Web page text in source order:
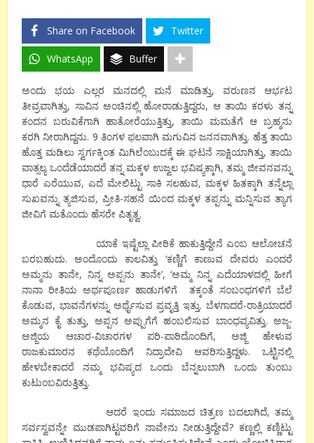
Share on Facebook Twitter
WhatsApp Buffer
ಅಂದು ಭಯ ಎಲ್ಲರ ಮನದಲ್ಲಿ ಮನೆ ಮಾಡಿತ್ತು, ವರುಣನ ಆರ್ಭಟ
ತೀವ್ರವಾಗಿತ್ತು, ಸಾವಿನ ಅಂಚಿನಲ್ಲಿ ಹೋರಾಡುತ್ತಿದ್ದರು, ಆ ತಾಯಿ ಕರಳು ತನ್ನ
ಕಂದನ ಬರುವಿಕೆಗಾಗಿ ಹಾತೋರೆಯುತ್ತಿತ್ತು, ತಾಯಿ ಮಮತೆಗೆ ಆ ಬ್ರಹ್ಮನು
ಕರಗಿ ನೀರಾಗಿದ್ದನು. 9 ತಿಂಗಳ ಫಲವಾಗಿ ಮಗುವಿನ ಜನನವಾಗಿತ್ತು. ಹೆತ್ತ ತಾಯಿ
ಹೊತ್ತ ಮಡಿಲು ಸ್ವರ್ಗಕ್ಕಿಂತ ಮಿಗಿಲೆಂಬುದಕ್ಕೆ ಈ ಘಟನೆ ಸಾಕ್ಷಿಯಾಗಿತ್ತು, ತಾಯಿ
ವಾತ್ಸಲ್ಯ ಒಂದೆಡೆಯಾದರೆ ತನ್ನ ಮಕ್ಕಳ ಉಜ್ವಲ ಭವಿಷ್ಯಕ್ಕಾಗಿ, ತಮ್ಮ ಜೀವನವನ್ನು
ಧಾರೆ ಎರೆಯುವ, ಎದೆ ಮೇಲಿಟ್ಟು ಸಾಕಿ ಸಲಹುವ, ಮಕ್ಕಳ ಹಿತಕ್ಕಾಗಿ ತನ್ನೆಲ್ಲಾ
ಸುಖವನ್ನು ತ್ಯಜಿಸುವ, ಪ್ರೀತಿ-ಸಹನೆ ಯಿಂದ ಮಕ್ಕಳ ತಪ್ಪನ್ನು ಮನ್ನಿಸುವ ತ್ಯಾಗ
ಜೀವಿಗೆ ಮತೊಂದು ಹೆಸರೇ ಪಿತೃತ್ವ.
ಯಾಕೆ ಇಷ್ಟೆಲ್ಲಾ ಪೀಠಿಕೆ ಹಾಕುತ್ತಿದ್ದೇನೆ ಎಂಬ ಆಲೋಚನೆ
ಬರಬಹುದು. ಅಂದೊಂದು ಕಾಲವಿತ್ತು ‘ಕಣ್ಣಿಗೆ ಕಾಣುವ ದೇವರು ಎಂದರೆ
ಅಮ್ಮನು ತಾನೇ, ನಿನ್ನ ಅಪ್ಪನು ತಾನೇ’, ‘ಅಮ್ಮ ನಿನ್ನ ಎದೆಯಾಳದಲ್ಲಿ ಹೀಗೆ
ನಾನಾ ರೀತಿಯ ಅರ್ಥಪೂರ್ಣ ಹಾಡುಗಳಿಗೆ ತಕ್ಕಂತೆ ಸಂಬಂಧಗಳಿಗೆ ಬೆಲೆ
ಕೊಡುವ, ಭಾವನೆಗಳನ್ನು ಅರ್ಥೈಸುವ ಪ್ರವೃತ್ತಿ ಇತ್ತು. ಬೆಳಗಾದರೆ-ರಾತ್ರಿಯಾದರೆ
ಅಮ್ಮನ ಕೈ ತುತ್ತು, ಅಪ್ಪನ ಅಪ್ಪುಗೆಗೆ ಹಂಬಲಿಸುವ ಬಾಂಧವ್ಯವಿತ್ತು. ಅಜ್ಜ-
ಅಜ್ಜಿಯ ಆಚಾರ-ವಿಚಾರಗಳ ಪರಿ-ಪಾಠಿದೊಂದಿಗೆ, ಅಜ್ಜಿ ಹೇಳುವ
ರಾಜಕುಮಾರನ ಕಥೆಯೊಂದಿಗೆ ನಿದ್ರಾದೇವಿ ಆವರಿಸುತ್ತಿದ್ದಳು. ಒಟ್ಟಿನಲ್ಲಿ
ಹೇಳಬೇಕಾದರೆ ನಮ್ಮ ಭವಿಷ್ಯದ ಒಂದು ಬೆನ್ನಲುಬಾಗಿ ಒಂದು ತುಂಬು
ಕುಟುಂಬವಿರುತ್ತಿತ್ತು.
ಆದರೆ ಇಂದು ಸಮಾಜದ ಚಿತ್ರಣ ಬದಲಾಗಿದೆ, ತಮ್ಮ
ಸರ್ವಸ್ವವನ್ನೇ ಮುಡಪಾಗಿಟ್ಟವರಿಗೆ ನಾವೇನು ನೀಡುತ್ತಿದ್ದೇವೆ? ಕಣ್ಣಲ್ಲಿ ಕಣ್ಣಿಟ್ಟು